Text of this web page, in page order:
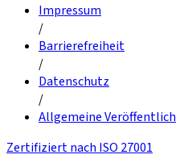
Impressum
/
Barrierefreiheit
/
Datenschutz
/
Allgemeine
Zertifiziert nach ISO 27001